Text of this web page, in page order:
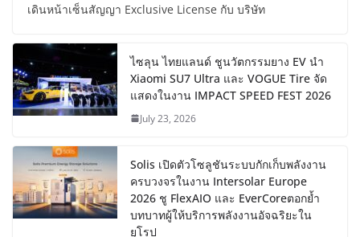
เดินหน้าเซ็นสัญญา Exclusive License กับ บริษัท
ไซลุน ไทยแลนด์ ชูนวัตกรรมยาง EV นำ
Xiaomi SU7 Ultra และ VOGUE Tire จัด
แสดงในงาน IMPACT SPEED FEST 2026
July 23, 2026
Solis เปิดตัวโซลูชันระบบกักเก็บพลังงาน
ครบวงจรในงาน Intersolar Europe
2026 ชู FlexAIO และ EverCoreตอกย้ำ
บทบาทผู้ให้บริการพลังงานอัจฉริยะใน
ยุโรป